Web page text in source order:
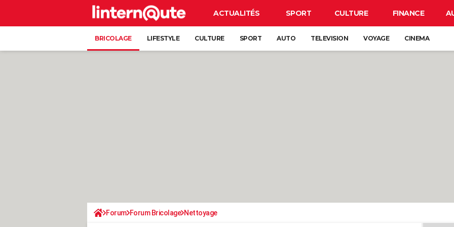
ACTUALITÉS SPORT CULTURE FINANCE
BRICOLAGE LIFESTYLE CULTURE SPORT AUTO TELEVISION VOYAGE CINEMA
Forum Forum Bricolage Nettoyage